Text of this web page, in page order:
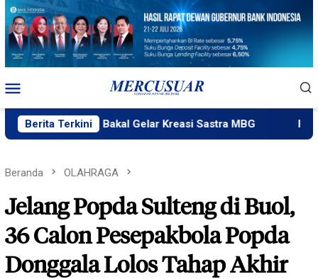
Loncat
konten
Mobile
Berita Terkini
Ngataku Bakal Gelar Kreasi Sastra MBG Fatek Untad
Beranda OLAHRAGA
Jelang Popda Sulteng di Buol,
36 Calon Pesepakbola Popda
Donggala Lolos Tahap Akhir